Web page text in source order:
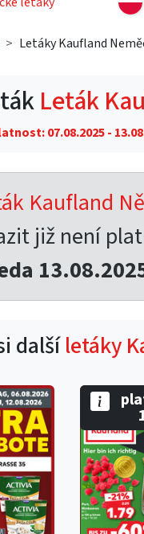
Letáky Kaufland
Leták
07.08.2025 -
Kaufland
již není
dalšíletáky